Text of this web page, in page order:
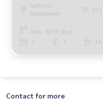
Sathorn,
Narathiwat
Area : 60.00 Sq.m.
1 1 16
Contact for more